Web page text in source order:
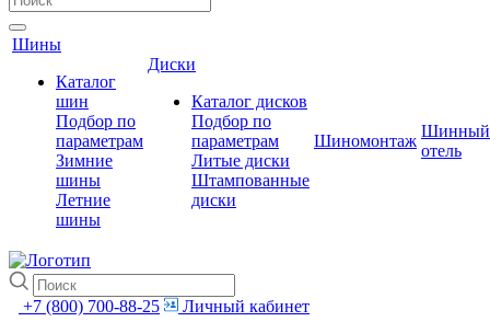
Шины
Каталог
шин
Подбор по
параметрам
Зимние
шины
Летние
шины
Диски
Каталог дисков
Подбор по
параметрам
Литые диски
Штампованные
диски
Шиномонтаж
Шинный
отель
+7 (800) 700-88-25
Личный кабинет